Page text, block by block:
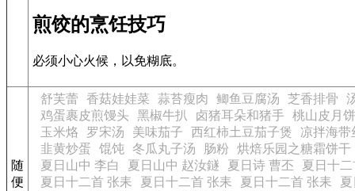
煎饺的烹饪技巧
必须小心火候，以免糊底。
随
便
舒芙蕾 香菇娃娃菜 蒜苔瘦肉 鲫鱼豆腐汤 芝香排骨
鸡蛋裹皮煎馒头
黑椒牛扒 卤猪耳朵和猪手 桃山皮月
玉米烙
罗宋汤 美味茄子 西红柿土豆茄子煲
凉拌海带
韭黄炒蛋
馄饨 冬瓜丸子汤 肠粉
烘焙乐园之糖霜饼干
夏日山中 李白
夏日山中 赵汝鐩 夏日诗 曹丕
夏日十
夏日十二首 张耒
夏日十二首 张耒 夏日十二首 张耒